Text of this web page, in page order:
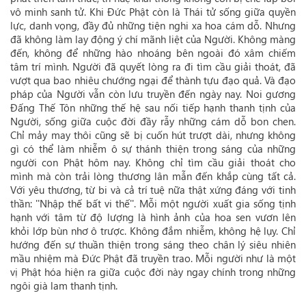
vô minh sanh tử. Khi Đức Phật còn là Thái tử sống giữa quyền
lực, danh vọng, đầy đủ những tiện nghi xa hoa cám dỗ. Nhưng
đã không làm lay động ý chí mãnh liệt của Người. Không màng
đến, không để những hào nhoáng bên ngoài đó xâm chiếm
tâm trí mình. Người đã quyết lòng ra đi tìm cầu giải thoát, đã
vượt qua bao nhiêu chướng ngại để thành tựu đạo quả. Và đạo
pháp của Người vẫn còn lưu truyền đến ngày nay. Noi gương
Đấng Thế Tôn những thế hệ sau nối tiếp hạnh thanh tịnh của
Người, sống giữa cuộc đời đầy rẫy những cám dỗ bon chen.
Chỉ mảy may thôi cũng sẽ bị cuốn hút trượt dài, nhưng không
gì có thể làm nhiễm ô sự thánh thiện trong sáng của những
người con Phật hôm nay. Không chỉ tìm cầu giải thoát cho
mình mà còn trải lòng thương lân mẫn đến khắp cùng tất cả.
Với yêu thương, từ bi và cả trí tuệ nữa thật xứng đáng với tinh
thần: ''Nhập thế bất vi thế''. Mỗi một người xuất gia sống tịnh
hạnh với tâm từ độ lượng là hình ảnh của hoa sen vươn lên
khỏi lớp bùn nhơ ô trược. Không đắm nhiễm, không hệ lụy. Chỉ
hướng đến sự thuần thiện trong sáng theo chân lý siêu nhiên
mầu nhiệm mà Đức Phật đã truyền trao. Mỗi người như là một
vị Phật hóa hiện ra giữa cuộc đời này ngay chính trong những
ngôi già lam thanh tịnh.